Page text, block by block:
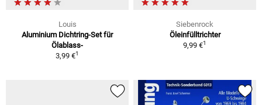
Louis
Aluminium Dichtring-Set für
Ölablass-
3,99 €1
Siebenrock
Öleinfülltrichter
9,99 €1